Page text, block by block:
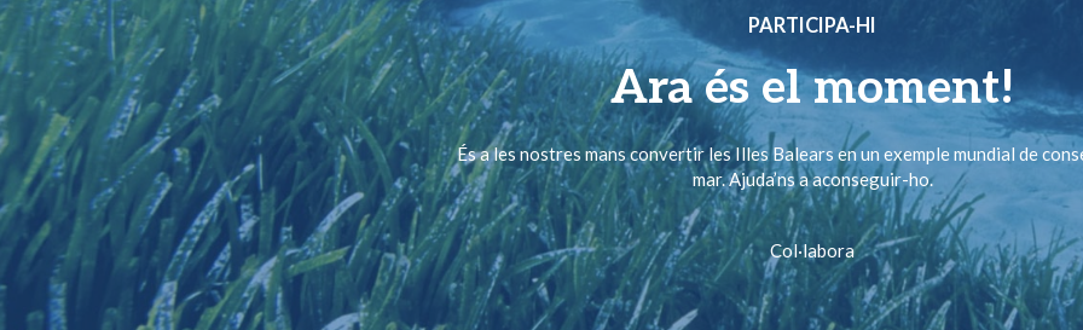
PARTICIPA-HI
Ara és el moment!
És a les nostres mans convertir les Illes Balears en un exemple mundial de
mar. Ajuda’ns a aconseguir-ho.
Col·labora